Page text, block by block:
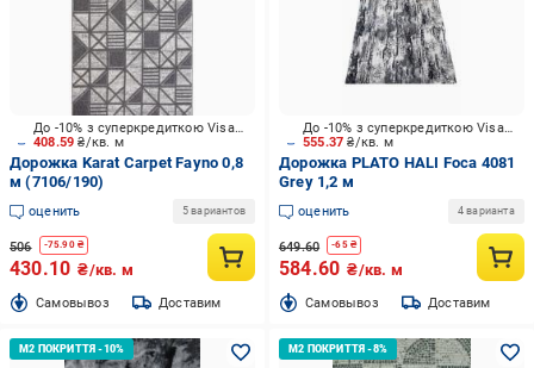
408.59₴/кв. м
До -10% з суперкредиткою Visa Вигода
Дорожка Karat Carpet Fayno 0,8
м (7106/190)
оценить 5 вариантов
506 -75.90₴
430.10 ₴/кв. м
Cамовывоз Доставим
555.37₴/кв. м
До -10% з суперкредиткою Visa Вигода
Дорожка PLATO HALI Foca 4081
Grey 1,2 м
оценить 4 варианта
649.60 -65₴
584.60 ₴/кв. м
Cамовывоз Доставим